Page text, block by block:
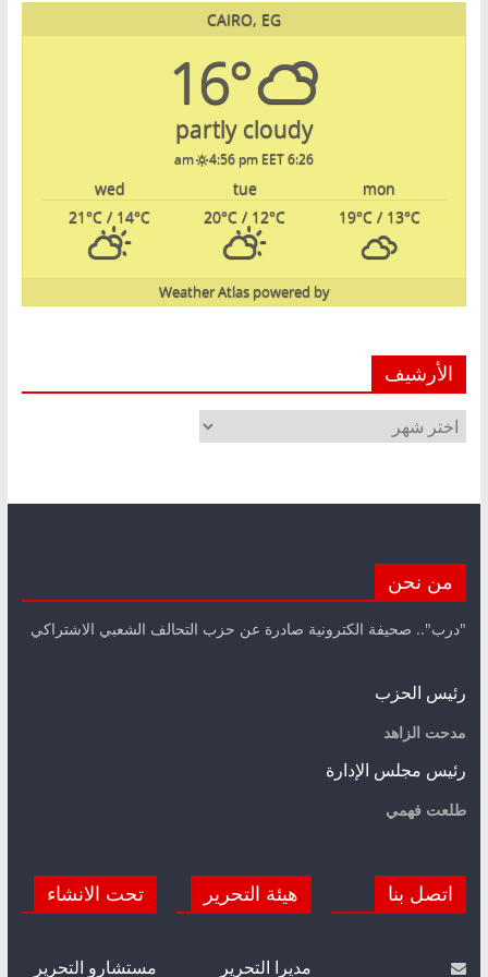
CAIRO, EG
16°
partly cloudy
6:26 am
4:56 pm EET
mon
tue
wed
19°C/ 13°C
20°C / 12°C
21°C / 14°C
powered by
Weather Atlas
الأرشيف
الأرشيف
من نحن
"درب".. صحيفة الكترونية صادرة عن حزب التحالف الشعبي الاشتراكي
رئيس الحزب
مدحت الزاهد
رئيس مجلس الإدارة
طلعت فهمي
اتصل بنا هيئة التحرير
مديرا التحرير
تحت الانشاء
مستشارو التحرير